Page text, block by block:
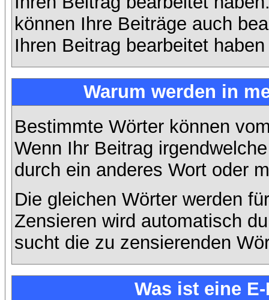
können Ihre Beiträge auch
Ihren Beitrag bearbeitet
Warum werden in
Bestimmte Wörter können
Wenn Ihr Beitrag
durch ein anderes Wort oder
Die gleichen Wörter werden
Zensieren wird automatisch
sucht die zu zensierenden
Was ist eine